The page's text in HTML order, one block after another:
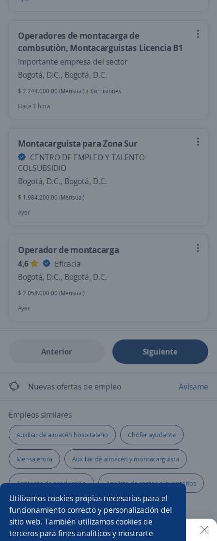
Utilizamos cookies propias necesarias para el
funcionamiento correcto y personalización del
sitio web. También utilizamos cookies de
terceros para fines analíticos y mostrarte
Operadores de montacarga de
combsutiòn, Montacarguistas Licencia B1
Importante empresa del sector
Bogotá, D.C., Bogotá, D.C.
$ 2.244.000,00 (Mensual) + Comisiones
Hace 1 hora
Montacarguista para Zona Sur
CENTRO DE EMPLEO Y TALENTO
COLSUBSIDIO
Bogotá, D.C., Bogotá, D.C.
$ 1.984.200,00 (Mensual)
Ayer
Operador de montacarga
4,6
Eficacia
Bogotá, D.C., Bogotá, D.C.
$ 2.058.000,00 (Mensual)
Ayer
Anterior Siguiente
Nuevas ofertas de empleo Avísame
Empleos similares
Auxiliar de almacén hospitalario Chófer ayudante
Mensajero/a Auxiliar de almacén y montacarguista
Asistente de producción Analista de costos e inventarios
Coordinador/a de logística Auxiliar logística
Gerente de obras Auxiliar de almacén